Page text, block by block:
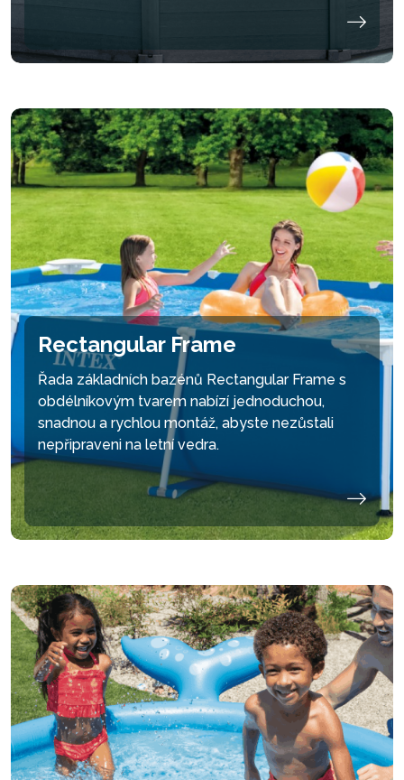
Rectangular Frame
Řada základních bazénů Rectangular Frame s
obdélníkovým tvarem nabízí jednoduchou,
snadnou a rychlou montáž, abyste nezůstali
nepřipraveni na letní vedra.